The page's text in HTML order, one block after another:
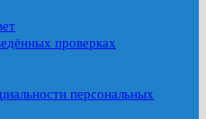
проверках
персональных